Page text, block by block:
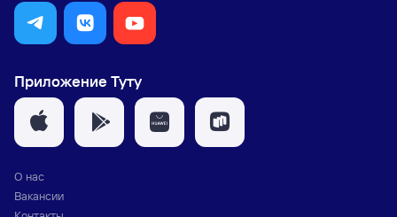
Приложение Туту
О нас
Вакансии